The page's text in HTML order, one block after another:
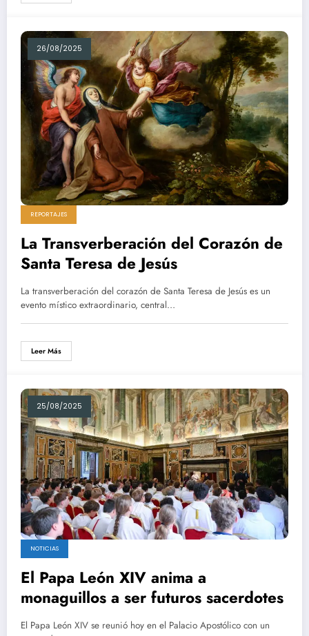
26/08/2025
REPORTAJES
La Transverberación del Corazón de
Santa Teresa de Jesús
La transverberación del corazón de Santa Teresa de Jesús es un
evento místico extraordinario, central…
Leer Más
25/08/2025
NOTICIAS
El Papa León XIV anima a
monaguillos a ser futuros sacerdotes
El Papa León XIV se reunió hoy en el Palacio Apostólico con un